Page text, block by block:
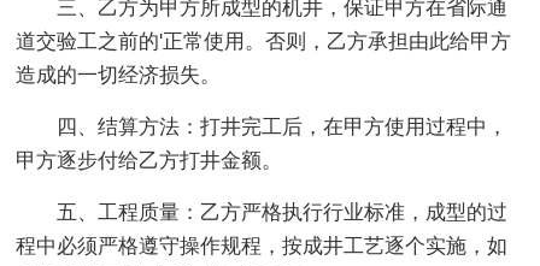
三、乙方为甲方所成型的机井，保证甲方在省际通
道交验工之前的'正常使用。否则，乙方承担由此给甲方
造成的一切经济损失。
四、结算方法：打井完工后，在甲方使用过程中，
甲方逐步付给乙方打井金额。
五、工程质量：乙方严格执行行业标准，成型的过
程中必须严格遵守操作规程，按成井工艺逐个实施，如